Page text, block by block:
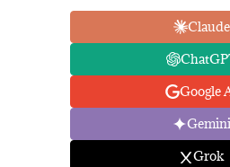
Claude
Google
Gemini
Grok